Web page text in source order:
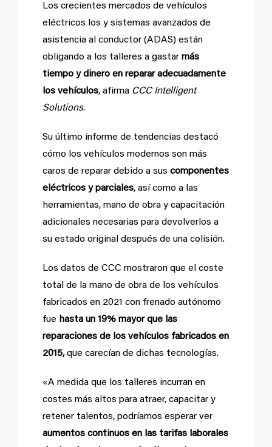
Los crecientes mercados de vehículos
eléctricos los y sistemas avanzados de
asistencia al conductor (ADAS) están
obligando a los talleres a gastar más
tiempo y dinero en reparar adecuadamente
los vehículos, afirma CCC Intelligent
Solutions.
Su último informe de tendencias destacó
cómo los vehículos modernos son más
caros de reparar debido a sus componentes
eléctricos y parciales, así como a las
herramientas, mano de obra y capacitación
adicionales necesarias para devolverlos a
su estado original después de una colisión.
Los datos de CCC mostraron que el coste
total de la mano de obra de los vehículos
fabricados en 2021 con frenado autónomo
fue hasta un 19% mayor que las
reparaciones de los vehículos fabricados en
2015,que carecían de dichas tecnologías.
«A medida que los talleres incurran en
costes más altos para atraer, capacitar y
retener talentos, podríamos esperar ver
aumentos continuos en las tarifas laborales